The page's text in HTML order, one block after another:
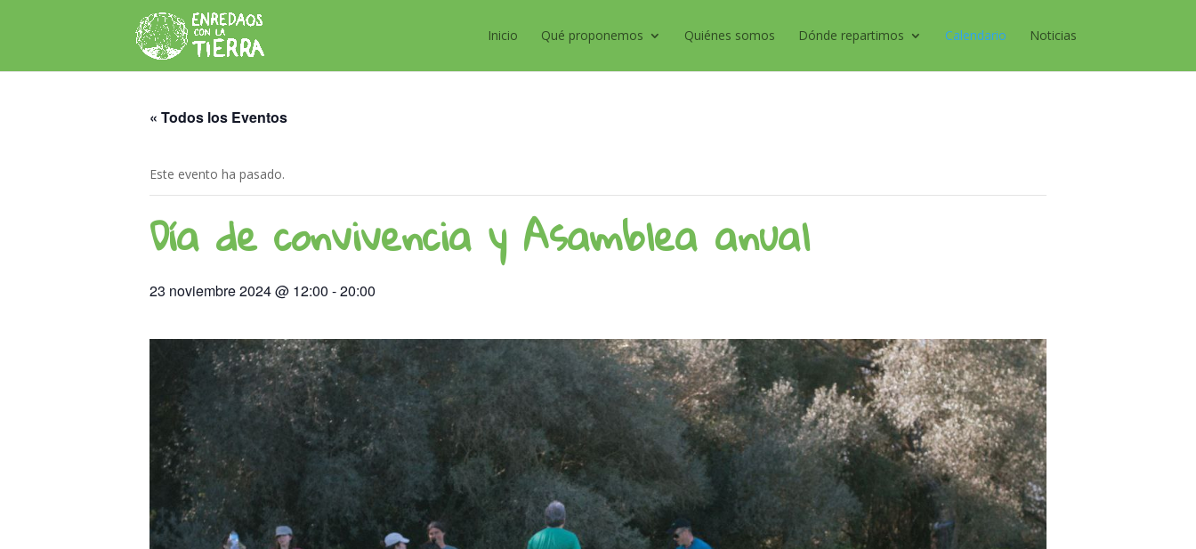
Inicio Qué proponemos Quiénes somos Dónde repartimos Calendario Noticias
« Todos los Eventos
Este evento ha pasado.
Día de convivencia y Asamblea anual
23 noviembre 2024 @ 12:00 -20:00